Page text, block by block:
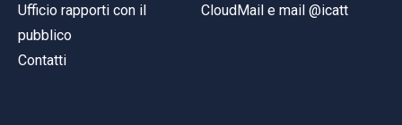
Ufficio rapporti con il
pubblico
Contatti
CloudMail e mail @icatt